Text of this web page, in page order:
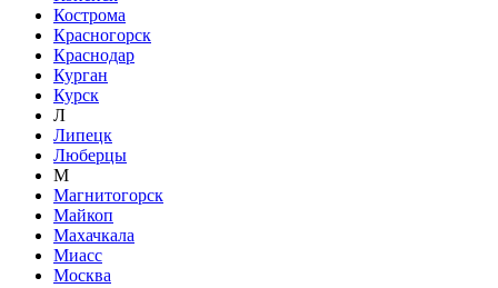
Кострома
Красногорск
Краснодар
Курган
Курск
Л
Липецк
Люберцы
М
Магнитогорск
Майкоп
Махачкала
Миасс
Москва